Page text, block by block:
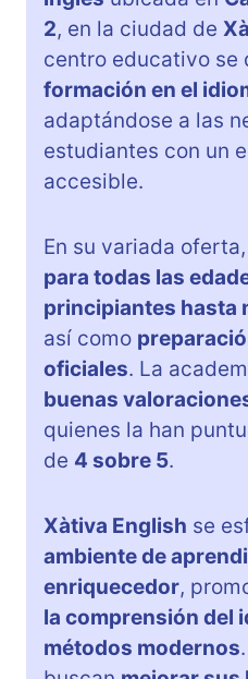
2, en la ciudad de
centro educativo se
formación en el
adaptándose a las
estudiantes con un
accesible.
En su variada
para todas las
principiantes hasta
así como
oficiales. La
buenas
quienes la han
de 4 sobre 5.
Xàtiva English se
ambiente de
enriquecedor,
la comprensión del
métodos modernos